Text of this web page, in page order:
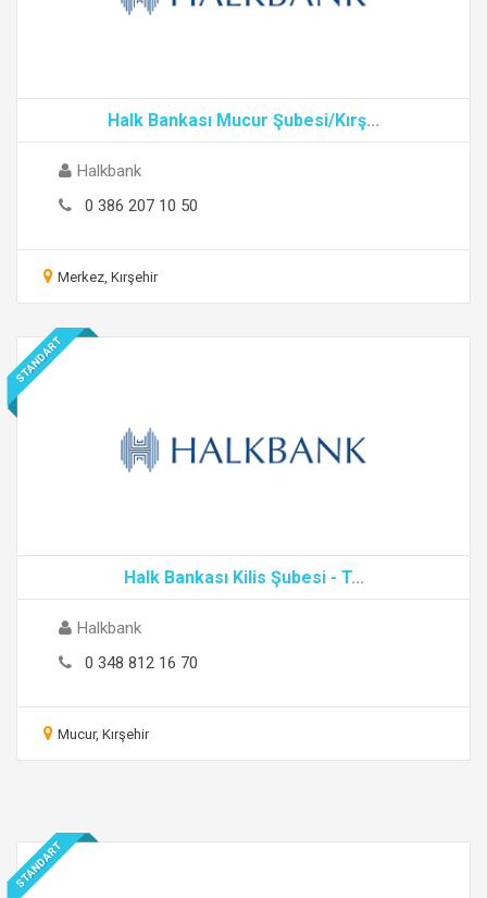
Halk Bankası Mucur Şubesi/Kırş...
Halkbank
0 386 207 10 50
Merkez, Kırşehir
STANDART
Halk Bankası Kilis Şubesi - T...
Halkbank
0 348 812 16 70
Mucur, Kırşehir
STANDART